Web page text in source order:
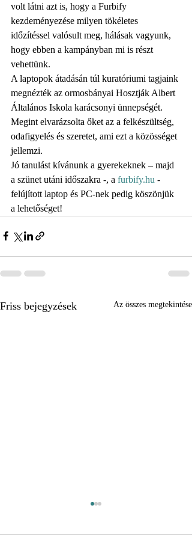
volt látni azt is, hogy a Furbify
kezdeményezése milyen tökéletes
időzítéssel valósult meg, hálásak vagyunk,
hogy ebben a kampányban mi is részt
vehettünk.
A laptopok átadásán túl kuratóriumi tagjaink
megnézték az ormosbányai Hosztják Albert
Általános Iskola karácsonyi ünnepségét.
Megint elvarázsolta őket az a felkészültség,
odafigyelés és szeretet, ami ezt a közösséget
jellemzi.
Jó tanulást kívánunk a gyerekeknek – majd
a szünet utáni időszakra -, a furbify.hu -
felújított laptop és PC-nek pedig köszönjük
a lehetőséget!
Friss bejegyzések Az összes megtekintése